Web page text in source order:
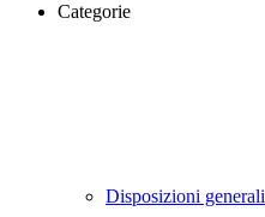
Categorie
Disposizioni generali